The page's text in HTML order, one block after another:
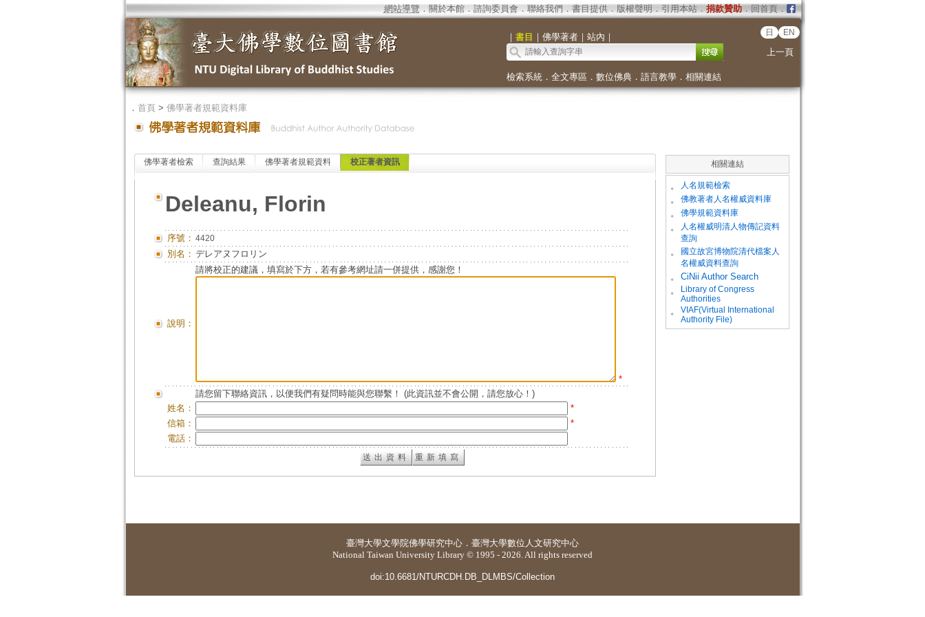
網站導覽 ． 關於本館． 諮詢委員會． 聯絡我們 ． 書目提供． 版權聲明 ． 引用本站． 捐款贊助．回首頁．
｜ 書目 ｜ 佛學著者｜ 站內 ｜ 日 EN
上一頁
檢索系統． 全文專區 ． 數位佛典． 語言教學． 相關連結
． 首頁> 佛學著者規範資料庫
佛學著者檢索 查詢結果 佛學著者規範資料 校正著者資訊
Deleanu, Florin
序號： 4420
別名： デレアヌフロリン
說明：
請將校正的建議，填寫於下方，若有參考網址請一併提供，感謝您！
*
請您留下聯絡資訊，以便我們有疑問時能與您聯繫！ (此資訊並不會公開，請您放心！)
姓名：
*
信箱：
*
電話：
相關連結
。 人名規範檢索
。 佛教著者人名權威資料庫
。 佛學規範資料庫
。
人名權威明清人物傳記資料
查詢
。
國立故宮博物院清代檔案人
名權威資料查詢
。
CiNii Author Search
。
Library of Congress
Authorities
。
VIAF(Virtual International
Authority File)
臺灣大學文學院佛學研究中心 ． 臺灣大學數位人文研究中心
National Taiwan University Library © 1995 - 2026. All rights reserved
doi:10.6681/NTURCDH.DB_DLMBS/Collection